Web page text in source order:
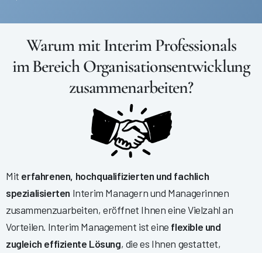
Warum mit Interim Professionals
im Bereich Organisationsentwicklung
zusammenarbeiten?
Mit erfahrenen, hochqualifizierten und fachlich
spezialisierten Interim Managern und Managerinnen
zusammenzuarbeiten, eröffnet Ihnen eine Vielzahl an
Vorteilen. Interim Management ist eine flexible und
zugleich effiziente Lösung, die es Ihnen gestattet,